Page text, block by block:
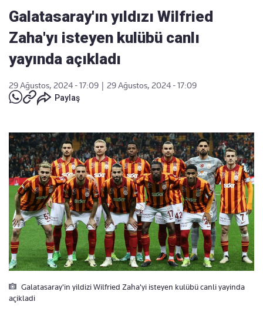
Galatasaray'ın yıldızı Wilfried
Zaha'yı isteyen kulübü canlı
yayında açıkladı
29 Ağustos, 2024 - 17:09
29 Ağustos, 2024 - 17:09
Paylaş
Galatasaray'in yildizi Wilfried Zaha'yi isteyen kulübü canli yayinda
açikladi